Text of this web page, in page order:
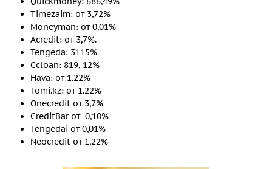
Timezaim: от 3,72%
Moneyman: от 0,01%
Acredit: от 3,7%.
Tengeda: 3115%
Ccloan: 819, 12%
Hava: от 1.22%
Tomi.kz: от 1.22%
Onecredit от 3,7%
CreditBar от 0,10%
Tengedai от 0,01%
Neocredit от 1,22%